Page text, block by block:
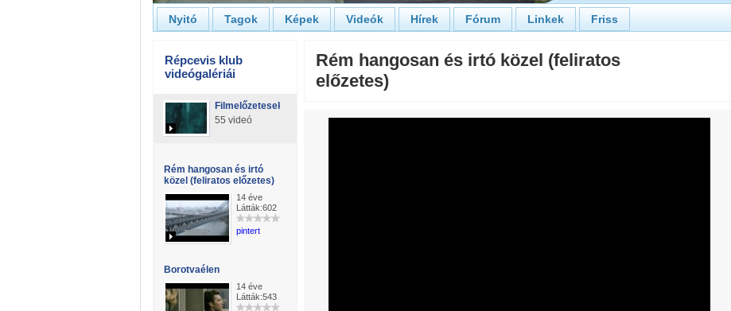
Nyitó Tagok Képek Videók Hírek Fórum Linkek Friss
Répcevis klub
videógalériái
Filmelőzetesek
55 videó
Rém hangosan és irtó
közel (feliratos előzetes)
14 éve
Látták:602
pintert
Borotvaélen
14 éve
Látták:543
Rém hangosan és irtó közel (feliratos
előzetes)